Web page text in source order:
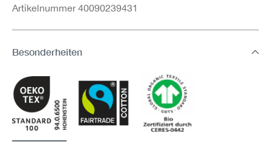
Artikelnummer 40090239431
Besonderheiten